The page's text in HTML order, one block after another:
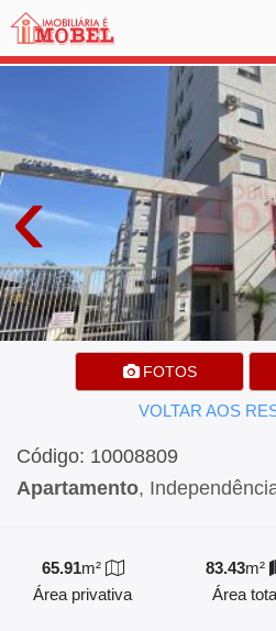
‹
FOTOS
VOLTAR AOS
Código: 10008809
Apartamento,
65.91m²
Área privativa
83.43m²
Área